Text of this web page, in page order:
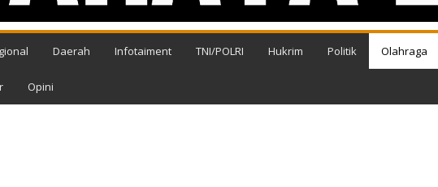
Daerah Infotaiment TNI/POLRI Hukrim Politik Olahraga
Opini